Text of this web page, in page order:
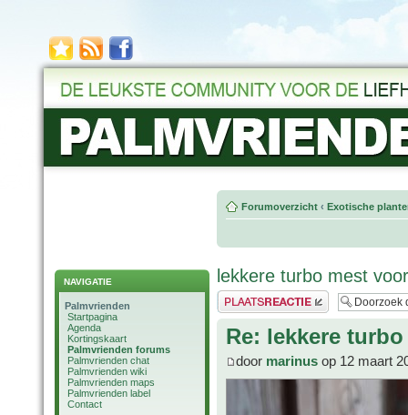
NAVIGATIE
Palmvrienden
Startpagina
Agenda
Kortingskaart
Palmvrienden forums
Palmvrienden chat
Palmvrienden wiki
Palmvrienden maps
Palmvrienden label
Contact
Forumoverzicht ‹ Exotische
lekkere turbo mest
Plaats een reactie
Re: lekkere
door marinus op 12 maart